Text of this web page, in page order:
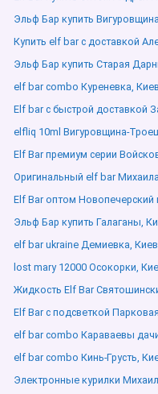
Эльф Бар купить
Купить elf bar с доставкой
Эльф Бар купить Старая
elf bar combo Куреневка, Киев
Elf bar с быстрой доставкой
elfliq 10ml Вигуровщина-
Elf Bar премиум серии
Оригинальный elf bar
Elf Bar оптом Новопечерский
Эльф Бар купить Галаганы,
elf bar ukraine Демиевка, Киев
lost mary 12000 Осокорки,
Жидкость Elf Bar
Elf Bar с подсветкой
elf bar combo Караваевы
elf bar combo Кинь-Грусть,
Электронные курилки